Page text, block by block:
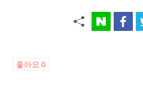
좋아요 0